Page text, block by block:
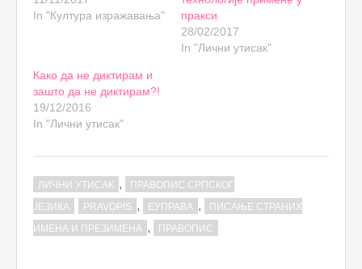
In "Култура изражавања"
пракси
28/02/2017
In "Лични утисак"
Како да не диктирам и
зашто да не диктирам?!
19/12/2016
In "Лични утисак"
ЛИЧНИ УТИСАК ,
ПРАВОПИС СРПСКОГ
ЈЕЗИКА
PRAVOPIS , ЕУПРАВА ,
ПИСАЊЕ СТРАНИХ
ИМЕНА И ПРЕЗИМЕНА , ПРАВОПИС